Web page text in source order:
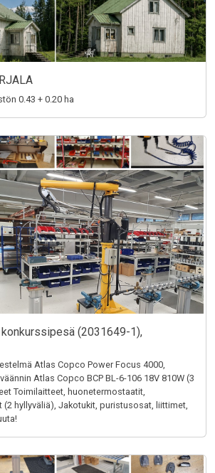
0.43 + 0.20 ha
konkurssipesä (2031649-1),
Atlas Copco Power Focus 4000,
Atlas Copco BCP BL-6-106 18V 810W (3
Toimilaitteet, huonetermostaatit,
(2 hyllyväliä), Jakotukit, puristusosat, liittimet,